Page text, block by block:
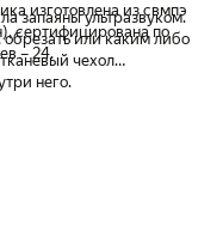
изготовлена из свмпэ
сертифицирована по
– 24.
запаяны ультразвуком.
обрезать или каким либо
чехол
него.